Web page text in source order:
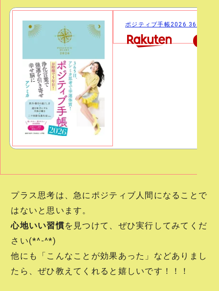
ポジティブ手帳2026 365日、
プラス思考は、急にポジティブ人間になることで
はないと思います。
心地いい習慣を見つけて、ぜひ実行してみてくだ
さい(*^-^*)
他にも「こんなことが効果あった」などありまし
たら、ぜひ教えてくれると嬉しいです！！！